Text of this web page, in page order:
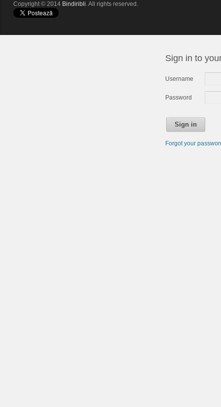
Copyright © 2014 Bindiribli. All rights reserved.
Sign in to
Username
Password
Sign in
Forgot your